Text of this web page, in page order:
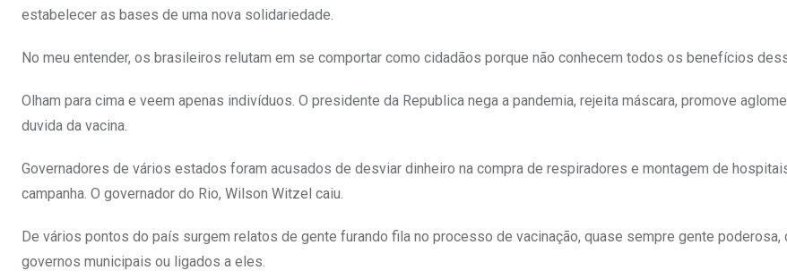
estabelecer as bases de uma nova solidariedade.
No meu entender, os brasileiros relutam em se comportar como cidadãos porque não conhecem todos os benefícios
Olham para cima e veem apenas indivíduos. O presidente da Republica nega a pandemia, rejeita máscara, promove
duvida da vacina.
Governadores de vários estados foram acusados de desviar dinheiro na compra de respiradores e montagem de
campanha. O governador do Rio, Wilson Witzel caiu.
De vários pontos do país surgem relatos de gente furando fila no processo de vacinação, quase sempre gente poderosa,
governos municipais ou ligados a eles.